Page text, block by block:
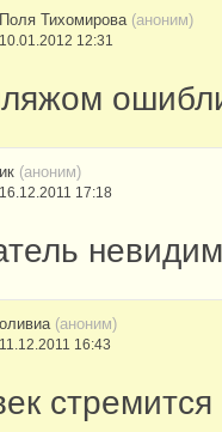
Поля Тихомирова (аноним)
10.01.2012 12:31
ик (аноним)
16.12.2011 17:18
оливиа (аноним)
11.12.2011 16:43